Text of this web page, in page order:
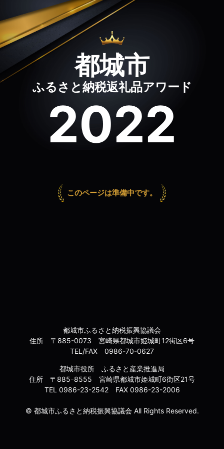
都城市
ふるさと納税返礼品アワード
2022
このページは準備中です。
都城市ふるさと納税振興協議会
住所 〒885-0073 宮崎県都城市姫城町12街区6号
TEL/FAX 0986-70-0627
都城市役所 ふるさと産業推進局
住所 〒885ｰ8555 宮崎県都城市姫城町6街区21号
TEL 0986-23-2542 FAX 0986-23-2006
© 都城市ふるさと納税振興協議会 All Rights Reserved.